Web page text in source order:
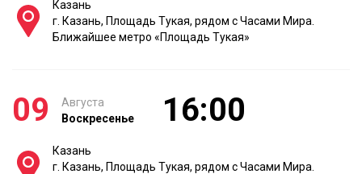
Казань
г. Казань, Площадь Тукая, рядом с Часами Мира.
Ближайшее метро «Площадь Тукая»
09
Августа
Воскресенье
16:00
Казань
г. Казань, Площадь Тукая, рядом с Часами Мира.